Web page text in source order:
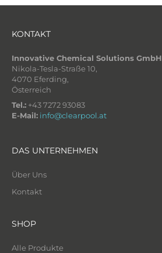
KONTAKT
Innovative Chemical Solutions GmbH
Nikola-Tesla-Straße 10,
4070 Eferding,
Österreich
Tel.: +43 7272 93083
E-Mail: info@clearpool.at
DAS UNTERNEHMEN
Über Uns
Kontakt
SHOP
Alle Produkte